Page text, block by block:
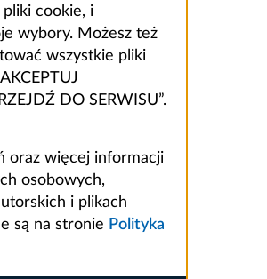
cookie, i
wybory. Możesz też
wszystkie pliki
DO SERWISU”.
oraz więcej informacji
osobowych,
i plikach
są na stronie Polityka